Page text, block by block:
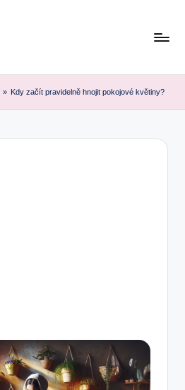
» Kdy začít pravidelně hnojit pokojové květiny?